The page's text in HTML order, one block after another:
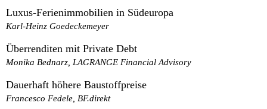
Luxus-Ferienimmobilien in Südeuropa
Karl-Heinz Goedeckemeyer
Überrenditen mit Private Debt
Monika Bednarz, LAGRANGE Financial Advisory
Dauerhaft höhere Baustoffpreise
Francesco Fedele, BF.direkt